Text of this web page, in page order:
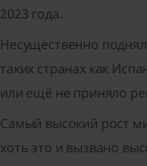
2023 года.
Несущественно
таких странах как
или ещё не приняло
Самый высокий рост
хоть это и вызвано